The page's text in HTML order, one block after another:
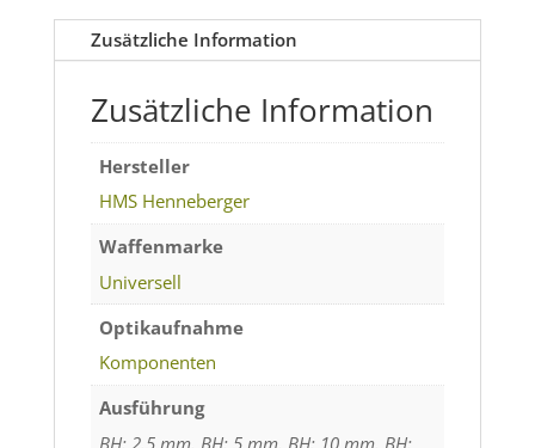
Zusätzliche Information
Zusätzliche Information
Hersteller
HMS Henneberger
Waffenmarke
Universell
Optikaufnahme
Komponenten
Ausführung
BH: 2.5 mm, BH: 5 mm, BH: 10 mm, BH: